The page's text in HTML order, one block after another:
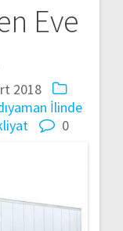
Eve
2018
İlinde
0